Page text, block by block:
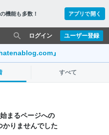
機能も多数！ アプリで開く
ユーザー登録
ログイン
』
すべて
まるページへの
かりませんでした